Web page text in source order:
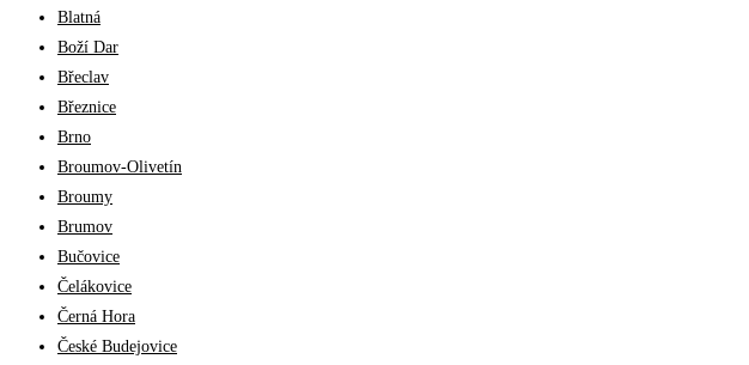
Blatná
Boží Dar
Břeclav
Březnice
Brno
Broumov-Olivetín
Broumy
Brumov
Bučovice
Čelákovice
Černá Hora
České Budejovice